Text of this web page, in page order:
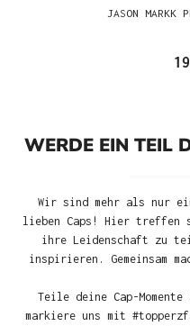
JASON MARKK
WERDE EIN TEIL
Wir sind mehr als nur
lieben Caps! Hier treffen
ihre Leidenschaft zu
inspirieren. Gemeinsam
Teile deine Cap-
markiere uns mit